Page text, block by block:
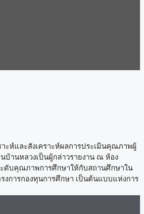
ะห์และสังเคราะห์ผลการประเมินคุณภาพผู้
บ้านหลวงเป็นผู้กล่าวรายงาน ณ ห้อง
ะดับคุณภาพการศึกษาให้กับสถานศึกษาใน
งการกองทุนการศึกษา เป็นต้นแบบแห่งการ